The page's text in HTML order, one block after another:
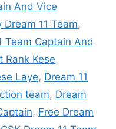
And Vice
Dream 11 Team,
Team Captain And
Rank Kese
Laye, Dream 11
team, Dream
, Free Dream